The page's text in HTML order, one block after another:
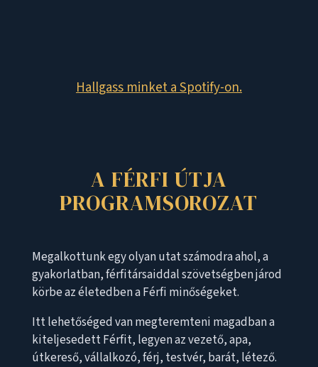
Hallgass minket a Spotify-on.
A FÉRFI ÚTJA
PROGRAMSOROZAT
Megalkottunk egy olyan utat számodra ahol, a
gyakorlatban, férfitársaiddal szövetségben járod
körbe az életedben a Férfi minőségeket.
Itt lehetőséged van megteremteni magadban a
kiteljesedett Férfit, legyen az vezető, apa,
útkereső, vállalkozó, férj, testvér, barát, létező.